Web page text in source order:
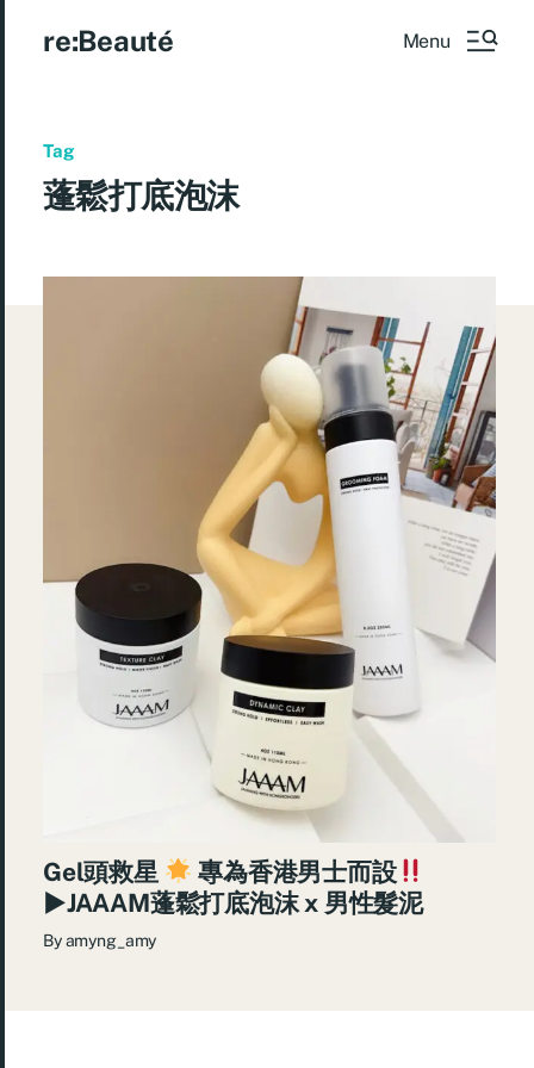
re:Beauté Menu
Tag
蓬鬆打底泡沫
Gel頭救星
專為香港男士而設
►JAAAM蓬鬆打底泡沫 x 男性髮泥
Byamyng_amy